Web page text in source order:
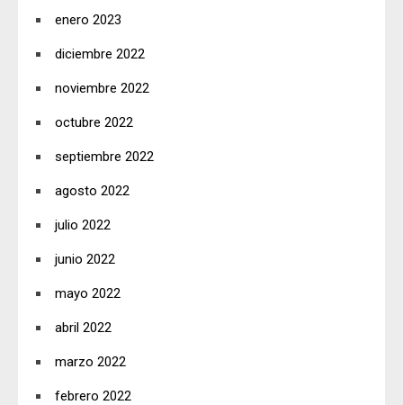
enero 2023
diciembre 2022
noviembre 2022
octubre 2022
septiembre 2022
agosto 2022
julio 2022
junio 2022
mayo 2022
abril 2022
marzo 2022
febrero 2022